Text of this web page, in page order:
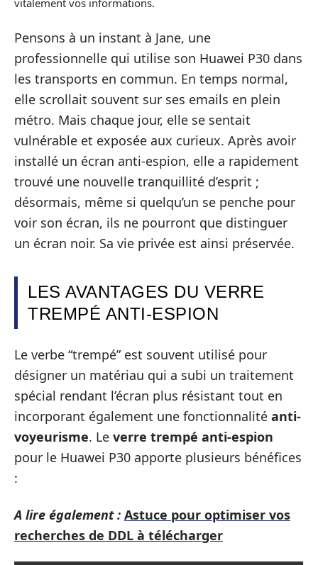
vitalement vos informations.
Pensons à un instant à Jane, une
professionnelle qui utilise son Huawei P30 dans
les transports en commun. En temps normal,
elle scrollait souvent sur ses emails en plein
métro. Mais chaque jour, elle se sentait
vulnérable et exposée aux curieux. Après avoir
installé un écran anti-espion, elle a rapidement
trouvé une nouvelle tranquillité d’esprit ;
désormais, même si quelqu’un se penche pour
voir son écran, ils ne pourront que distinguer
un écran noir. Sa vie privée est ainsi préservée.
LES AVANTAGES DU VERRE
TREMPÉ ANTI-ESPION
Le verbe “trempé” est souvent utilisé pour
désigner un matériau qui a subi un traitement
spécial rendant l’écran plus résistant tout en
incorporant également une fonctionnalité anti-
voyeurisme. Le verre trempé anti-espion
pour le Huawei P30 apporte plusieurs bénéfices
:
A lire également : Astuce pour optimiser vos
recherches de DDL à télécharger